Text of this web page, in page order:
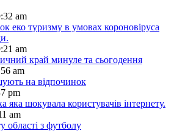
am
еко туризму в умовах короновіруса
am
край минуле та сьогодення
am
на відпочинок
pm
яка шокувала користувачів інтернету.
am
області з футболу